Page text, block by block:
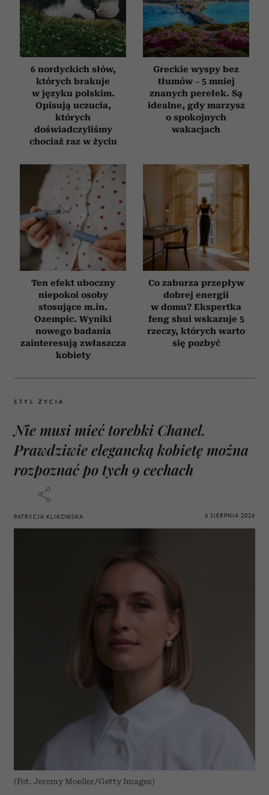
6 nordyckich słów,
których brakuje
w języku polskim.
Opisują uczucia,
których
doświadczyliśmy
chociaż raz w życiu
Greckie wyspy bez
tłumów – 5 mniej
znanych perełek. Są
idealne, gdy marzysz
o spokojnych
wakacjach
Ten efekt uboczny
niepokoi osoby
stosujące m.in.
Ozempic. Wyniki
nowego badania
zainteresują zwłaszcza
kobiety
Co zaburza przepływ
dobrej energii
w domu? Ekspertka
feng shui wskazuje 5
rzeczy, których warto
się pozbyć
STYL ŻYCIA
Nie musi mieć torebki Chanel.
Prawdziwie elegancką kobietę można
rozpoznać po tych 9 cechach
PATRYCJA KLIKOWSKA 6 SIERPNIA 2026
(Fot. Jeremy Moeller/Getty Images)